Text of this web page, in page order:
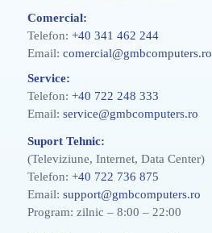
Comercial:
Telefon: +40 341 462 244
Email: comercial@gmbcomputers.ro
Service:
Telefon: +40 722 248 333
Email: service@gmbcomputers.ro
Suport Tehnic:
(Televiziune, Internet, Data Center)
Telefon: +40 722 736 875
Email: support@gmbcomputers.ro
Program: zilnic – 8:00 – 22:00